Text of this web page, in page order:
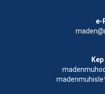
e-